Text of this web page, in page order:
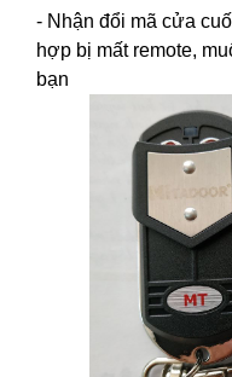
- Nhận đổi mã cửa
hợp bị mất remote,
bạn